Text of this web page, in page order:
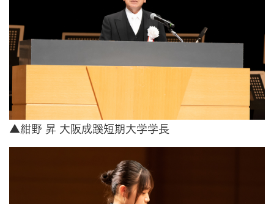
▲紺野 昇 大阪成蹊短期大学学長